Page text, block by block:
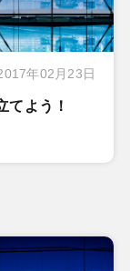
年02月23日
てよう！